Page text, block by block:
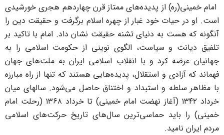
خمینی(ره) از پدیده‌های ممتاز قرن چهاردهم هجری خورشیدی
او در حیات خود غبار از چهره اسلام برگرفت و حقیقت دین را
که هست به دنیای تشنه حقیقت نشان داد. امام با تاکید بر
دیانت و سیاست، الگوی نوینی از حکومت اسلامی را به
عرضه کرد و با انقلاب اسلامی ایران به ملت‌های جهان
که آزادی و استقلال، پدیده‌هایی هستند که تنها از راه مبارزه
مظاهر سلطه و استبداد و اختناق حاصل می‌شود. سالهای میان
خرداد ۱۳۴۲ (آغاز نهضت امام خمینی) تا خرداد ۱۳۶۸ (رحلت امام
را باید حماسی‌ترین سال‌های تاریخ حرکت‌های اسلامی
ایران نامید.